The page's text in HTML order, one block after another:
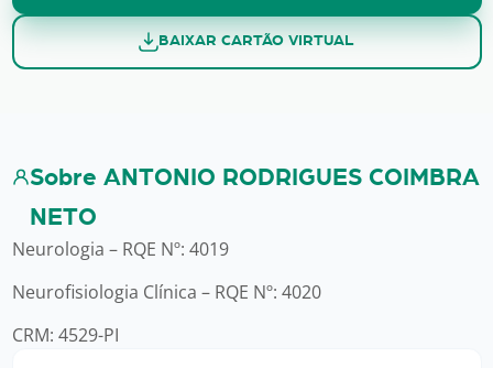
BAIXAR CARTÃO VIRTUAL
Sobre ANTONIO RODRIGUES COIMBRA
NETO
Neurologia – RQE Nº: 4019
Neurofisiologia Clínica – RQE Nº: 4020
CRM: 4529-PI